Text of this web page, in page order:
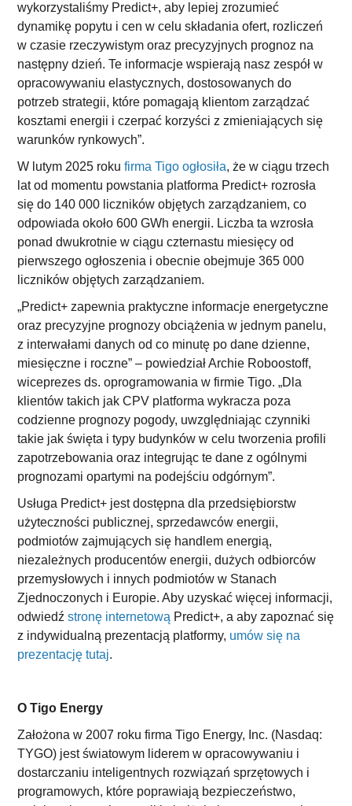
wykorzystaliśmy Predict+, aby lepiej zrozumieć
dynamikę popytu i cen w celu składania ofert, rozliczeń
w czasie rzeczywistym oraz precyzyjnych prognoz na
następny dzień. Te informacje wspierają nasz zespół w
opracowywaniu elastycznych, dostosowanych do
potrzeb strategii, które pomagają klientom zarządzać
kosztami energii i czerpać korzyści z zmieniających się
warunków rynkowych”.
W lutym 2025 rokufirma Tigo ogłosiła, że w ciągu trzech
lat od momentu powstania platforma Predict+ rozrosła
się do 140 000 liczników objętych zarządzaniem, co
odpowiada około 600 GWh energii. Liczba ta wzrosła
ponad dwukrotnie w ciągu czternastu miesięcy od
pierwszego ogłoszenia i obecnie obejmuje 365 000
liczników objętych zarządzaniem.
„Predict+ zapewnia praktyczne informacje energetyczne
oraz precyzyjne prognozy obciążenia w jednym panelu,
z interwałami danych od co minutę po dane dzienne,
miesięczne i roczne” – powiedział Archie Roboostoff,
wiceprezes ds. oprogramowania w firmie Tigo. „Dla
klientów takich jak CPV platforma wykracza poza
codzienne prognozy pogody, uwzględniając czynniki
takie jak święta i typy budynków w celu tworzenia profili
zapotrzebowania oraz integrując te dane z ogólnymi
prognozami opartymi na podejściu odgórnym”.
Usługa Predict+ jest dostępna dla przedsiębiorstw
użyteczności publicznej, sprzedawców energii,
podmiotów zajmujących się handlem energią,
niezależnych producentów energii, dużych odbiorców
przemysłowych i innych podmiotów w Stanach
Zjednoczonych i Europie. Aby uzyskać więcej informacji,
odwiedźstronę internetową Predict+, a aby zapoznać się
z indywidualną prezentacją platformy, umów się na
prezentację tutaj.
O Tigo Energy
Założona w 2007 roku firma Tigo Energy, Inc. (Nasdaq:
TYGO) jest światowym liderem w opracowywaniu i
dostarczaniu inteligentnych rozwiązań sprzętowych i
programowych, które poprawiają bezpieczeństwo,